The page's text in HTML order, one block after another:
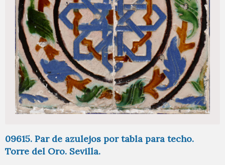
09615. Par de azulejos por tabla para techo.
Torre del Oro. Sevilla.